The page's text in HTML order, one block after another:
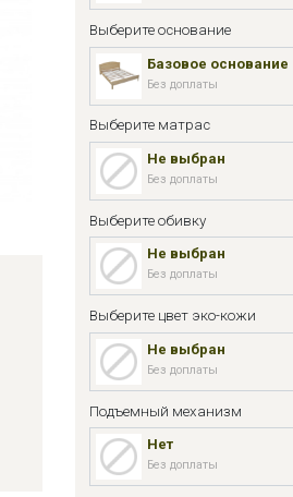
Выберите основание
Базовое основание
Без доплаты
Выберите матрас
Не выбран
Без доплаты
Выберите обивку
Не выбран
Без доплаты
Выберите цвет эко-кожи
Не выбран
Без доплаты
Подъемный механизм
Нет
Без доплаты